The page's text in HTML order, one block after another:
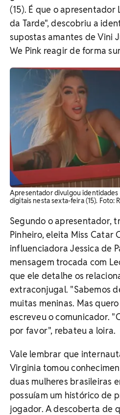
(15). É que o apresentador
da Tarde", descobriu a
supostas amantes de Vini
We Pink reagir de forma
Apresentador divulgou
digitais nesta sexta-feira (15). Foto:
Segundo o apresentador,
Pinheiro, eleita Miss Catar
influenciadora Jessica de
mensagem trocada com
que ele detalhe os
extraconjugal. "Sabemos
muitas meninas. Mas
escreveu o comunicador.
por favor", rebateu a loira.
Vale lembrar que
Virginia tomou
duas mulheres brasileiras
possuíam um histórico de
jogador. A descoberta de